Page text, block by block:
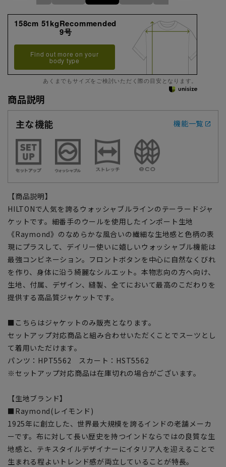
158cm 51kgRecommended
9号
Find out more on your
body type
あくまでもサイズをご検討いただく際の目安となります。
商品説明
主な機能
機能一覧
【商品説明】
HILTONで人気を誇るウォッシャブルラインのテーラードジャ
ケットです。細番手のウールを使用したインポート生地
《Raymond》のなめらかな風合いの繊細な生地感と色柄の表
現にプラスして、デイリー使いに嬉しいウォッシャブル機能は
最強コンビネーション。フロントボタンを中心に自然なくびれ
を作り、身体に沿う綺麗なシルエット。本物志向の方へ向け、
生地、付属、デザイン、縫製、全てにおいて最高のこだわりを
提供する高品質ジャケットです。
■こちらはジャケットのみ販売となります。
セットアップ対応商品と組み合わせいただくことでスーツとし
て着用いただけます。
パンツ：HPT5562 スカート：HST5562
※セットアップ対応商品は在庫切れの場合がございます。
【生地ブランド】
■Raymond(レイモンド)
1925年に創立した、世界最大規模を誇るインドの老舗メーカ
ーです。布に対して長い歴史を持つインドならではの良質な生
地感と、テキスタイルデザイナーにイタリア人を迎えることで
生まれる程よいトレンド感が両立していることが特長。